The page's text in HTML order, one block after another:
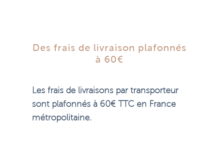
Des frais de livraison plafonnés
à 60€
Les frais de livraisons par transporteur
sont plafonnés à 60€ TTC en France
métropolitaine.